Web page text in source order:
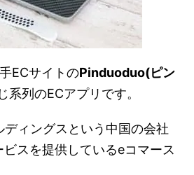
ECサイトのPinduoduo(ピン
系列のECアプリです。
ィングスという中国の会社
スを提供しているeコマース